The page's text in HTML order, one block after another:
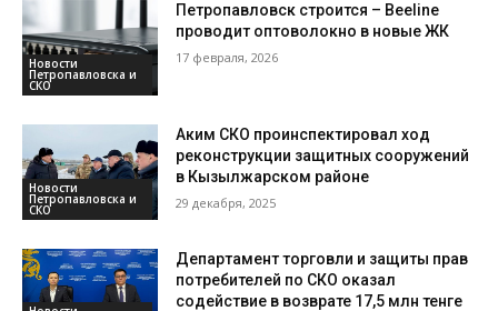
Новости
Петропавловска и
СКО
Петропавловск строится – Beeline
проводит оптоволокно в новые ЖК
17 февраля, 2026
Новости
Петропавловска и
СКО
Аким СКО проинспектировал ход
реконструкции защитных сооружений
в Кызылжарском районе
29 декабря, 2025
Департамент торговли и защиты прав
потребителей по СКО оказал
содействие в возврате 17,5 млн тенге